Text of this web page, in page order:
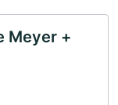
Meyer +